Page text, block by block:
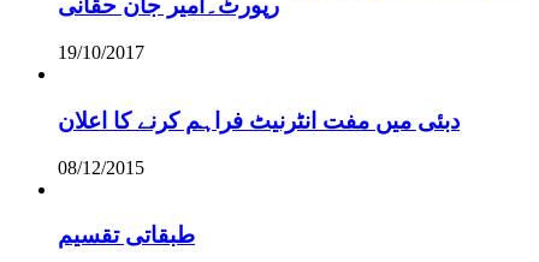
رپورٹ۔امیر جان حقانی
19/10/2017
دبئی میں مفت انٹرنیٹ فراہم کرنے کا اعلان
08/12/2015
طبقاتی تقسیم